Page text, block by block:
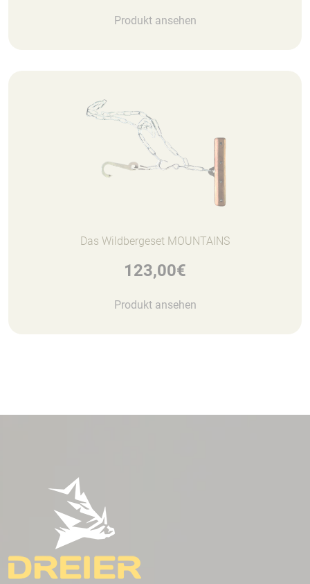
Produkt ansehen
Das Wildbergeset MOUNTAINS
123,00€
Produkt ansehen